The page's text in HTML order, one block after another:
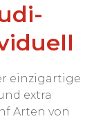
einzigartige
extra
Arten von